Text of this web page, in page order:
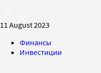
11 August 2023
Финансы
Инвестиции